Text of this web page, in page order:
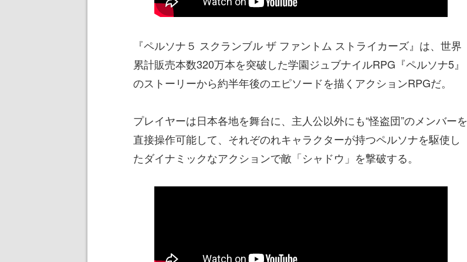
『ペルソナ５ スクランブル ザ ファントム ストライカーズ』は、世界
累計販売本数320万本を突破した学園ジュブナイルRPG『ペルソナ5』
のストーリーから約半年後のエピソードを描くアクションRPGだ。
プレイヤーは日本各地を舞台に、主人公以外にも“怪盗団”のメンバーを
直接操作可能して、それぞのれキャラクターが持つペルソナを駆使し
たダイナミックなアクションで敵「シャドウ」を撃破する。